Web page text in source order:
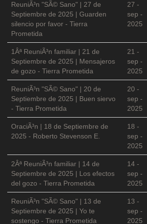
ReuniÃ³n "SÃ© Sano" | 27 de
Septiembre de 2025 | Guarden
silencio por favor - Tierra
Prometida
27 -
sep -
2025
1Âª ReuniÃ³n familiar | 21 de
Septiembre de 2025 | Mensajeros
de gozo - Tierra Prometida
21 -
sep -
2025
ReuniÃ³n "SÃ© Sano" | 20 de
Septiembre de 2025 | Buen siervo
- Tierra Prometida
20 -
sep -
2025
OraciÃ³n | 18 de Septiembre de
2025 - Roberto Stevenson E.
18 -
sep -
2025
2Âª ReuniÃ³n familiar | 14 de
Septiembre de 2025 | Los efectos
del gozo - Tierra Prometida
14 -
sep -
2025
ReuniÃ³n "SÃ© Sano" | 13 de
Septiembre de 2025 | Yo te
sostengo - Tierra Prometida
13 -
sep -
2025